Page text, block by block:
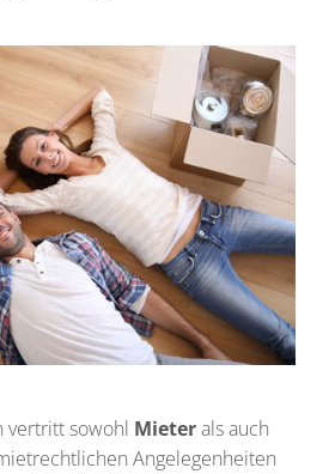
vertritt sowohl Mieterals auch
Angelegenheiten